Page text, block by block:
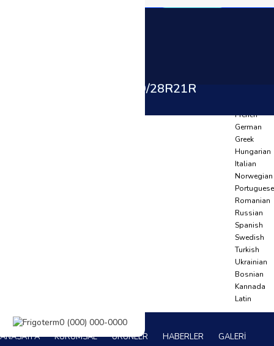
French
German
Greek
Hungarian
Italian
Norwegian
Portuguese
Romanian
Russian
Spanish
Swedish
Turkish
Ukrainian
Bosnian
Kannada
Latin
ANASAYFA KURUMSAL ÜRÜNLER HABERLER GALERİ
WPS-03H 2X3 059/28R21R